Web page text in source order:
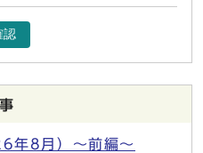
認
年8月）～前編～